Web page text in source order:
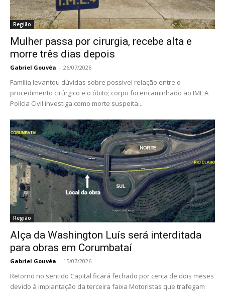
Região
Mulher passa por cirurgia, recebe alta e
morre três dias depois
Gabriel Gouvêa - 26/07/2026
Família levantou dúvidas sobre possível relação entre o
procedimento cirúrgico e o óbito; corpo foi encaminhado ao IML A
Polícia Civil investiga como morte suspeita...
Região
Alça da Washington Luís será interditada
para obras em Corumbataí
Gabriel Gouvêa - 15/07/2026
Retorno no sentido Capital ficará fechado por cerca de dois meses
devido à implantação da terceira faixa Motoristas que trafegam